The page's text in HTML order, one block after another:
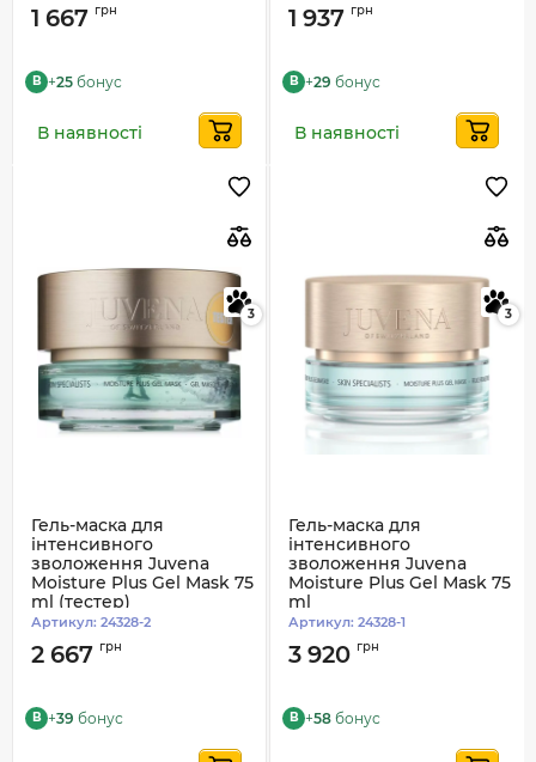
1 667 грн
B +25 бонус
В наявності
1 937 грн
B +29 бонус
В наявності
3
Гель-маска для
інтенсивного
зволоження Juvena
Moisture Plus Gel Mask 75
ml (тестер)
Артикул: 24328-2
2 667 грн
B +39 бонус
3
Гель-маска для
інтенсивного
зволоження Juvena
Moisture Plus Gel Mask 75
ml
Артикул: 24328-1
3 920 грн
B +58 бонус